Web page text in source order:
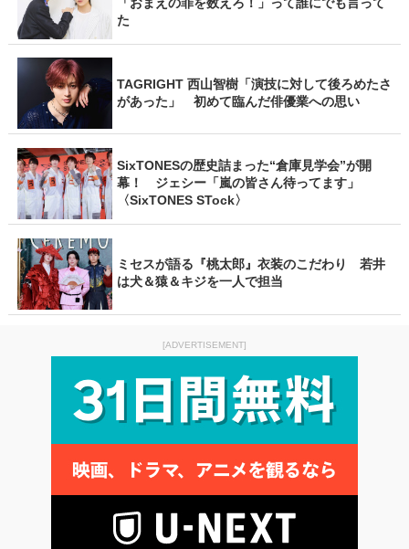
た
TAGRIGHT 西山智樹「演技に対して後ろめたさ
があった」 初めて臨んだ俳優業への思い
SixTONESの歴史詰まった“倉庫見学会”が開
幕！ ジェシー「嵐の皆さん待ってます」
〈SixTONES STock〉
ミセスが語る『桃太郎』衣装のこだわり 若井
は犬＆猿＆キジを一人で担当
[ADVERTISEMENT]